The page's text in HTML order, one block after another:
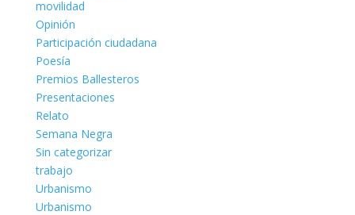
movilidad
Opinión
Participación ciudadana
Poesía
Premios Ballesteros
Presentaciones
Relato
Semana Negra
Sin categorizar
trabajo
Urbanismo
Urbanismo